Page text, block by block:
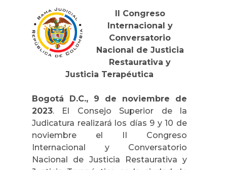
II Congreso
Internacional y
Conversatorio
Nacional de Justicia
Restaurativa y
Justicia Terapéutica
Bogotá D.C., 9 de noviembre de
2023. El Consejo Superior de la
Judicatura realizará los días 9 y 10 de
noviembre el II Congreso
Internacional y Conversatorio
Nacional de Justicia Restaurativa y